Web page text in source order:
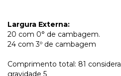
Largura Externa:
20 com 0° de cambagem.
24 com 3º de cambagem
Comprimento total: 81
gravidade 5